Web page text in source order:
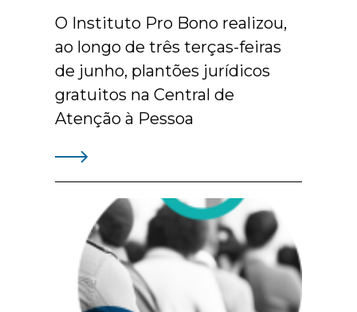
O Instituto Pro Bono realizou,
ao longo de três terças-feiras
de junho, plantões jurídicos
gratuitos na Central de
Atenção à Pessoa